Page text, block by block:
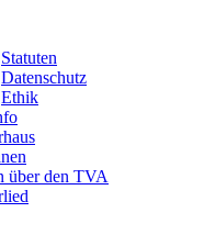
Statuten
Datenschutz
Ethik
über den TVA